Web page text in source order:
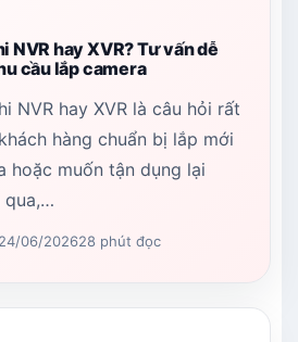
NVR hay XVR? Tư vấn dễ
cầu lắp camera
NVR hay XVR là câu hỏi rất
hàng chuẩn bị lắp mới
hoặc muốn tận dụng lại
qua,…
24/06/202628 phút đọc